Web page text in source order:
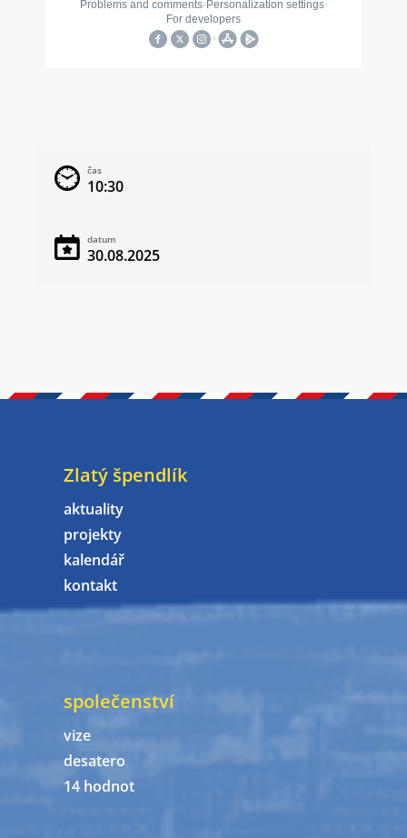
čas
10:30
datum
30.08.2025
Zlatý špendlík
aktuality
projekty
kalendář
kontakt
společenství
vize
desatero
14 hodnot